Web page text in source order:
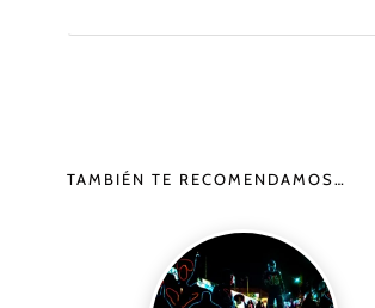
TAMBIÉN TE RECOMENDAMOS…